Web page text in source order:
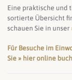
Eine praktische und
sortierte Übersicht
schauen Sie in unser
Für Besuche im
Sie » hier online